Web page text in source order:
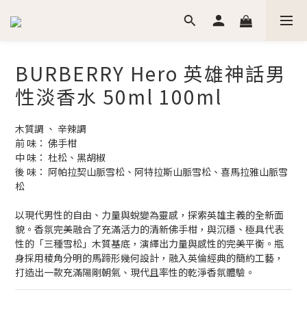
BURBERRY Hero 英雄神話男
性淡香水 50ml 100ml
木質調 、 辛辣調
前 味： 佛手柑
中 味： 杜松、黑胡椒
後 味： 阿帕拉契山脈雪松、阿特拉斯山脈雪松、喜馬拉雅山脈雪
松
以現代男性的自由、力量與蛻變為靈感，探索英雄主義的全新面
貌。香氛完美融合了充滿活力的清新佛手柑，與沉穩、極具代表
性的「三種雪松」木質基底，演繹出力量與感性的完美平衡。瓶
身採用稜角分明的馬蹄形幾何設計，融入英倫經典的簡約工藝，
打造出一款充滿陽剛朝氣、現代且率性的乾淨香氛體驗。